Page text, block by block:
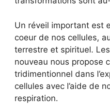
Un réveil important est
coeur de nos cellules,
terrestre et spirituel.
nouveau nous propose
tridimentionnel dans
cellules avec l’aide de
respiration.